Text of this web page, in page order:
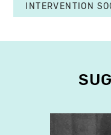
INTERVENTION